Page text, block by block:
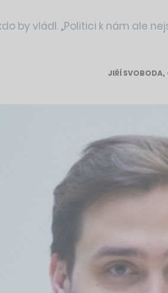
by vládl. „Politici k nám ale
JIŘÍ SVOBODA,